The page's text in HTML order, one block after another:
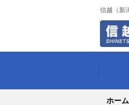
信越（新
ホーム